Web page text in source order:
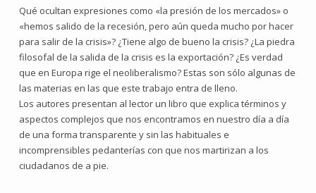
Qué ocultan expresiones como «la presión de los mercados» o
«hemos salido de la recesión, pero aún queda mucho por hacer
para salir de la crisis»? ¿Tiene algo de bueno la crisis? ¿La piedra
filosofal de la salida de la crisis es la exportación? ¿Es verdad
que en Europa rige el neoliberalismo? Estas son sólo algunas de
las materias en las que este trabajo entra de lleno.
Los autores presentan al lector un libro que explica términos y
aspectos complejos que nos encontramos en nuestro día a día
de una forma transparente y sin las habituales e
incomprensibles pedanterías con que nos martirizan a los
ciudadanos de a pie.